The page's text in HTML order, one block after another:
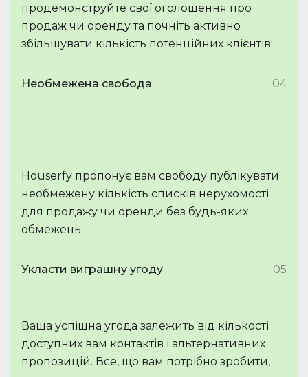
продемонструйте свої оголошення про
продаж чи оренду та почніть активно
збільшувати кількість потенційних клієнтів.
Необмежена свобода 04
Houserfy пропонує вам свободу публікувати
необмежену кількість списків нерухомості
для продажу чи оренди без будь-яких
обмежень.
Укласти виграшну угоду 05
Ваша успішна угода залежить від кількості
доступних вам контактів і альтернативних
пропозицій. Все, що вам потрібно зробити,